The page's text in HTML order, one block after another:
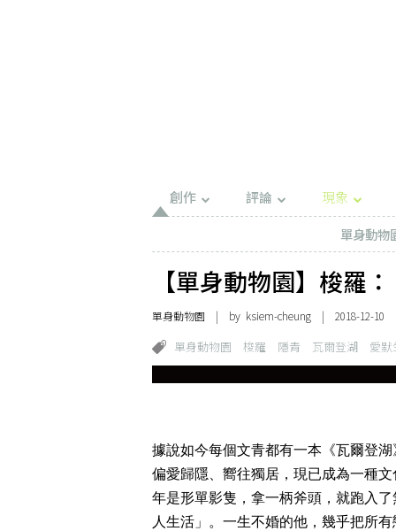
創作 評論
現象
單身動物
【單身動物園】梭羅
單身動物園 | by ksiem-cheung | 2018-12-10
單身動物園 梭羅 隱青 瓦爾登湖 愛默
據說如今每個文青都有一本《瓦爾登湖
偏愛歸隱、嚮往獨居，現已成為一種
年是形單影隻，拿一柄斧頭，就跑入
人生活」。一生不婚的他，幾乎把所